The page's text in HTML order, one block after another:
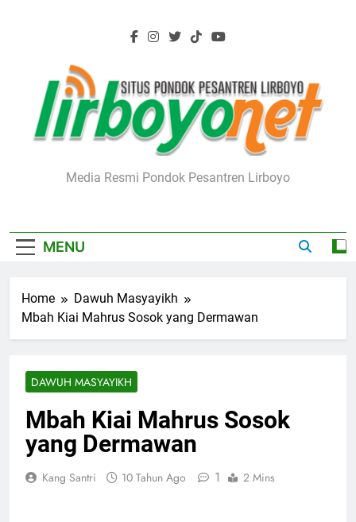
Lirboyo.net
Media Resmi Pondok Pesantren Lirboyo
MENU
Home
Dawuh Masyayikh
Mbah Kiai Mahrus Sosok yang Dermawan
DAWUH MASYAYIKH
Mbah Kiai Mahrus Sosok
yang Dermawan
Kang Santri 10 Tahun Ago 1 2 Mins